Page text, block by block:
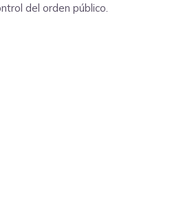
del orden público.